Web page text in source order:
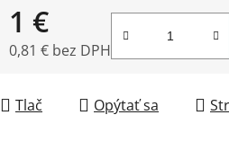
1 €
0,81 € bez DPH
Tlač Opýtať sa